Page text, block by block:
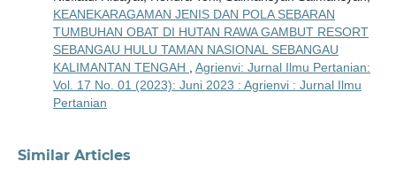
KEANEKARAGAMAN JENIS DAN POLA SEBARAN
TUMBUHAN OBAT DI HUTAN RAWA GAMBUT RESORT
SEBANGAU HULU TAMAN NASIONAL SEBANGAU
KALIMANTAN TENGAH
Agrienvi: Jurnal Ilmu Pertanian:
Vol. 17 No. 01 (2023): Juni 2023 : Agrienvi : Jurnal Ilmu
Pertanian
Similar Articles